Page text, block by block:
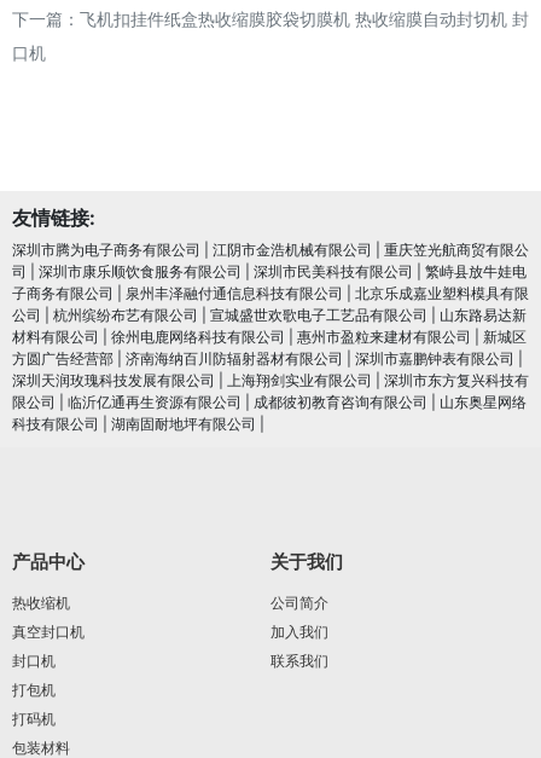
下一篇： 飞机扣挂件纸盒热收缩膜胶袋切膜机 热收缩膜自动封切机 封
口机
友情链接:
深圳市腾为电子商务有限公司 江阴市金浩机械有限公司
重庆笠光航商贸有限公
司
深圳市康乐顺饮食服务有限公司 深圳市民美科技有限公司
繁峙县放牛娃电
子商务有限公司
泉州丰泽融付通信息科技有限公司
北京乐成嘉业塑料模具有限
公司
杭州缤纷布艺有限公司 宣城盛世欢歌电子工艺品有限公司
山东路易达新
材料有限公司
徐州电鹿网络科技有限公司 惠州市盈粒来建材有限公司
新城区
方圆广告经营部
济南海纳百川防辐射器材有限公司 深圳市嘉鹏钟表有限公司
深圳天润玫瑰科技发展有限公司
上海翔剑实业有限公司
深圳市东方复兴科技有
限公司
临沂亿通再生资源有限公司 成都彼初教育咨询有限公司
山东奥星网络
科技有限公司
湖南固耐地坪有限公司
产品中心
热收缩机
真空封口机
封口机
打包机
打码机
包装材料
关于我们
公司简介
加入我们
联系我们